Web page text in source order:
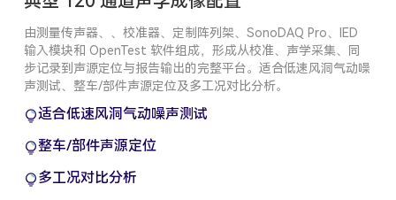
由测量传声器、、校准器、定制阵列架、SonoDAQ Pro、IED
输入模块和 OpenTest 软件组成，形成从校准、声学采集、同
步记录到声源定位与报告输出的完整平台。适合低速风洞气动噪
声测试、整车/部件声源定位及多工况对比分析。
适合低速风洞气动噪声测试
整车/部件声源定位
多工况对比分析